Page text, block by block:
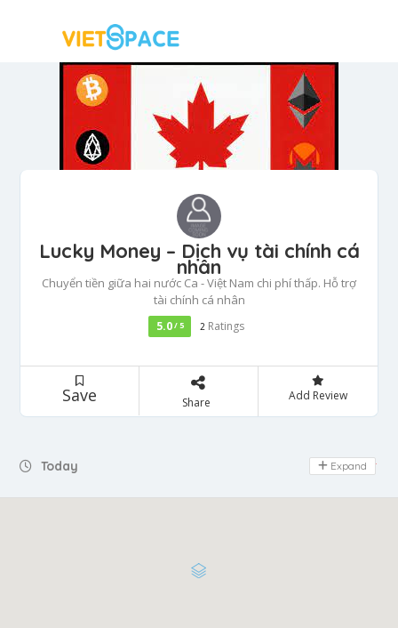
Lucky Money – Dịch vụ tài chính cá
nhân
Chuyển tiền giữa hai nước Ca - Việt Nam chi phí thấp. Hỗ trợ
tài chính cá nhân
5.0/ 5 2 Ratings
Save Share Add Review
Today Day Off
Expand